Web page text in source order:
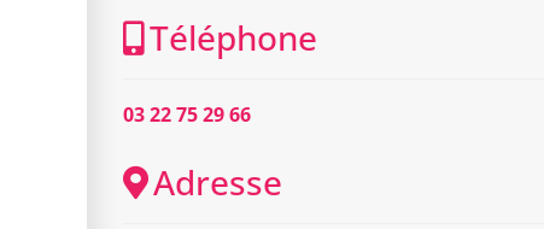
Téléphone
03 22 75 29 66
Adresse